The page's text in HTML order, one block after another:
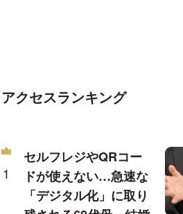
アクセスランキング
セルフレジやQRコー
ドが使えない…急速な
「デジタル化」に取り